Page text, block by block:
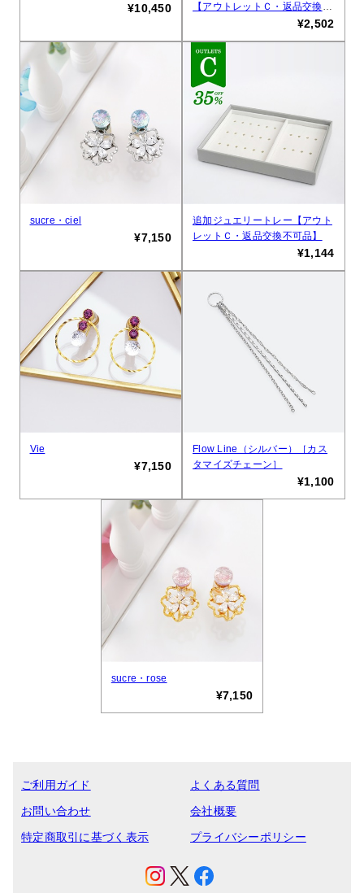
¥10,450
【アウトレットＣ・返品交換不
¥2,502
sucre・ciel
¥7,150
追加ジュエリートレー【アウト
レットＣ・返品交換不可品】
¥1,144
Vie
¥7,150
Flow Line（シルバー）［カス
タマイズチェーン］
¥1,100
sucre・rose
¥7,150
ご利用ガイド
よくある質問
お問い合わせ
会社概要
特定商取引に基づく表示
プライバシーポリシー